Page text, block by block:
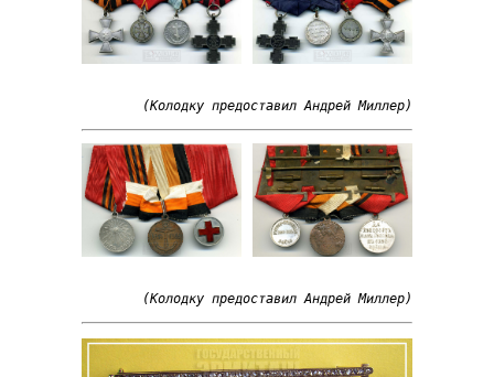
(Колодку предоставил Андрей Миллер)
(Колодку предоставил Андрей Миллер)